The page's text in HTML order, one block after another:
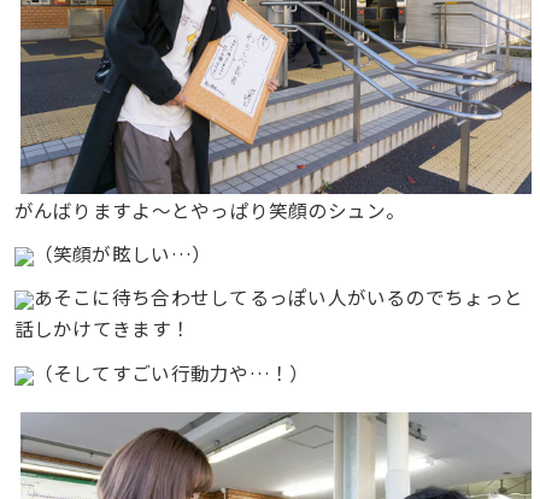
がんばりますよ〜とやっぱり笑顔のシュン。
（笑顔が眩しい…）
あそこに待ち合わせしてるっぽい人がいるのでちょっと
話しかけてきます！
（そしてすごい行動力や…！）